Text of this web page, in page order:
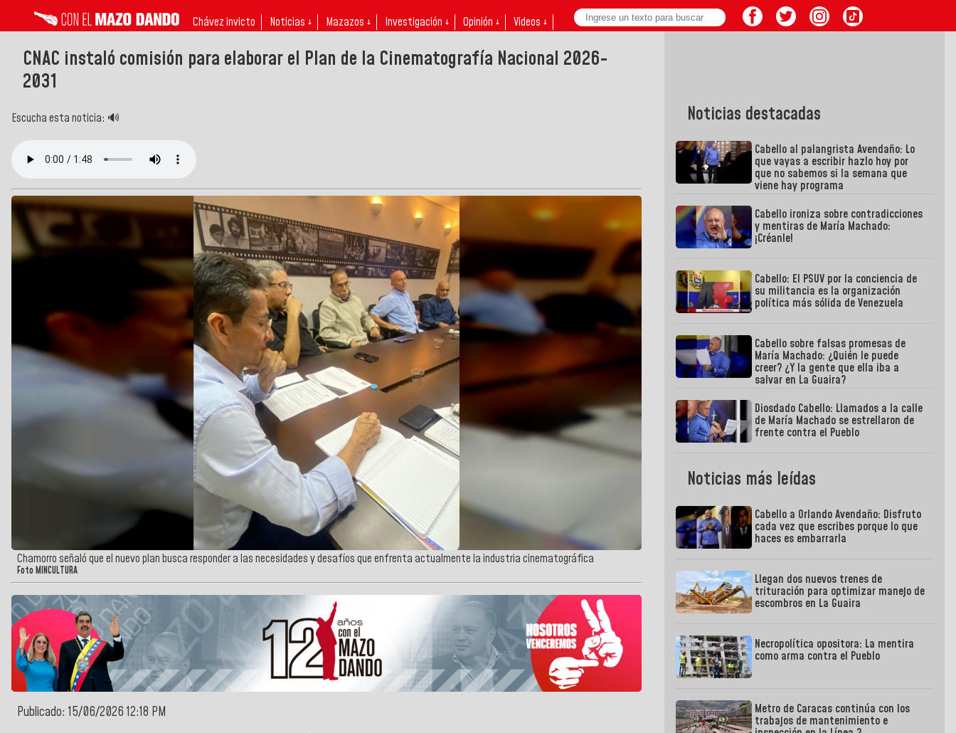
Chávez invicto Noticias ↓ Mazazos ↓ Investigación ↓ Opinión ↓ Videos ↓
CNAC instaló comisión para elaborar el Plan de la Cinematografía Nacional 2026-
2031
Escucha esta noticia: 🔊
Chamorro señaló que el nuevo plan busca responder a las necesidades y desafíos que enfrenta actualmente la industria cinematográfica
Foto MINCULTURA
Publicado: 15/06/2026 12:18 PM
Noticias destacadas
Cabello al palangrista Avendaño: Lo
que vayas a escribir hazlo hoy por
que no sabemos si la semana que
viene hay programa
Cabello ironiza sobre contradicciones
y mentiras de María Machado:
¡Créanle!
Cabello: El PSUV por la conciencia de
su militancia es la organización
política más sólida de Venezuela
Cabello sobre falsas promesas de
María Machado: ¿Quién le puede
creer? ¿Y la gente que ella iba a
salvar en La Guaira?
Diosdado Cabello: Llamados a la calle
de María Machado se estrellaron de
frente contra el Pueblo
Noticias más leídas
Cabello a Orlando Avendaño: Disfruto
cada vez que escribes porque lo que
haces es embarrarla
Llegan dos nuevos trenes de
trituración para optimizar manejo de
escombros en La Guaira
Necropolítica opositora: La mentira
como arma contra el Pueblo
Metro de Caracas continúa con los
trabajos de mantenimiento e